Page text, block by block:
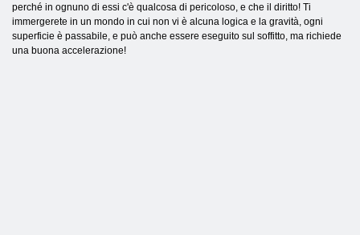
perché in ognuno di essi c'è qualcosa di pericoloso, e che il diritto! Ti
immergerete in un mondo in cui non vi è alcuna logica e la gravità, ogni
superficie è passabile, e può anche essere eseguito sul soffitto, ma richiede
una buona accelerazione!